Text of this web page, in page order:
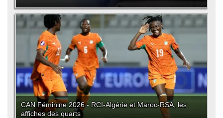
CAN Féminine 2026 - RCI-Algérie et Maroc-RSA, les
affiches des quarts